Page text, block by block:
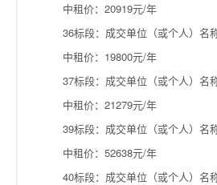
中租价：20919元/年
36标段：成交单位（或个人）名
中租价：19800元/年
37标段：成交单位（或个人）名
中租价：21279元/年
39标段：成交单位（或个人）名
中租价：52638元/年
40标段：成交单位（或个人）名